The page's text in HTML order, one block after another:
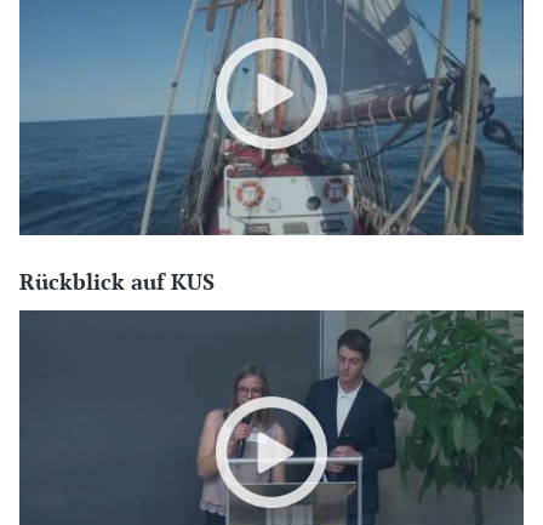
Rückblick auf KUS